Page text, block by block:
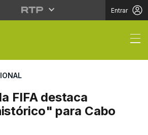
Entrar
da FIFA
FIFA destaca
para Cabo